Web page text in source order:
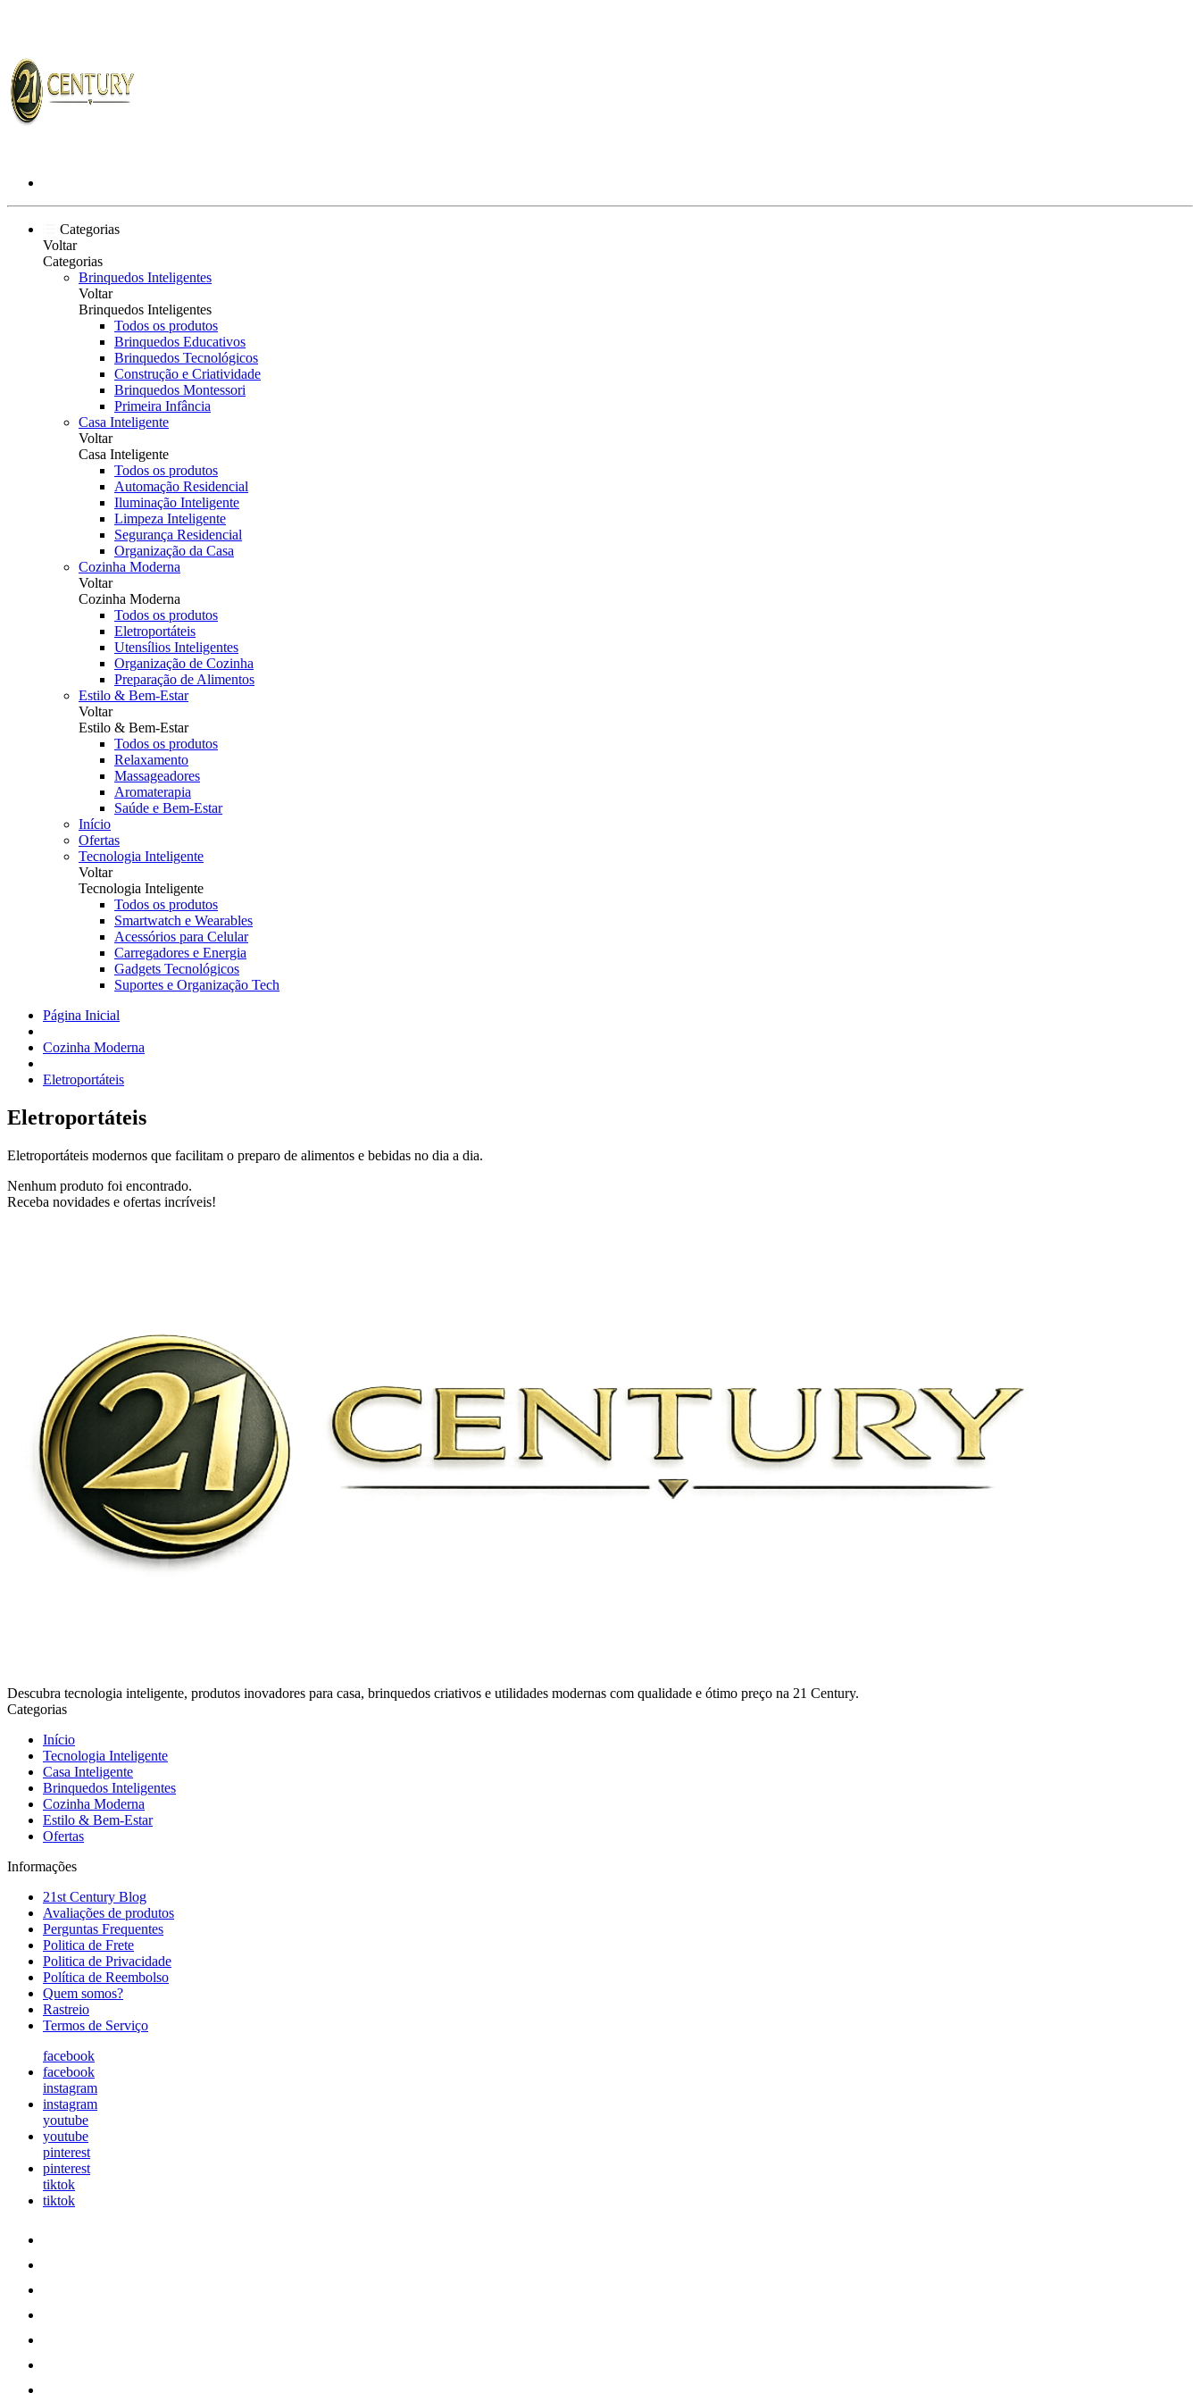
Categorias
Voltar
Categorias
Brinquedos Inteligentes
Voltar
Brinquedos Inteligentes
Todos os produtos
Brinquedos Educativos
Brinquedos Tecnológicos
Construção e Criatividade
Brinquedos Montessori
Primeira Infância
Casa Inteligente
Voltar
Casa Inteligente
Todos os produtos
Automação Residencial
Iluminação Inteligente
Limpeza Inteligente
Segurança Residencial
Organização da Casa
Cozinha Moderna
Voltar
Cozinha Moderna
Todos os produtos
Eletroportáteis
Utensílios Inteligentes
Organização de Cozinha
Preparação de Alimentos
Estilo & Bem-Estar
Voltar
Estilo & Bem-Estar
Todos os produtos
Relaxamento
Massageadores
Aromaterapia
Saúde e Bem-Estar
Início
Ofertas
Tecnologia Inteligente
Voltar
Tecnologia Inteligente
Todos os produtos
Smartwatch e Wearables
Acessórios para Celular
Carregadores e Energia
Gadgets Tecnológicos
Suportes e Organização Tech
Página Inicial
Cozinha Moderna
Eletroportáteis
Eletroportáteis
Eletroportáteis modernos que facilitam o preparo de alimentos e bebidas no dia a dia.
Nenhum produto foi encontrado.
Receba novidades e ofertas incríveis!
Descubra tecnologia inteligente, produtos inovadores para casa, brinquedos criativos e utilidades modernas com qualidade e ótimo preço na 21 Century.
Categorias
Início
Tecnologia Inteligente
Casa Inteligente
Brinquedos Inteligentes
Cozinha Moderna
Estilo & Bem-Estar
Ofertas
Informações
21st Century Blog
Avaliações de produtos
Perguntas Frequentes
Politica de Frete
Politica de Privacidade
Política de Reembolso
Quem somos?
Rastreio
Termos de Serviço
facebook
facebook
instagram
instagram
youtube
youtube
pinterest
pinterest
tiktok
tiktok